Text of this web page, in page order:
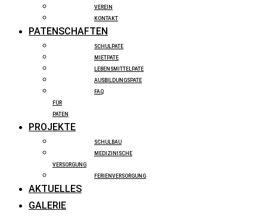
VEREIN
KONTAKT
PATENSCHAFTEN
SCHULPATE
MIETPATE
LEBENSMITTELPATE
AUSBILDUNGSPATE
FAQ
FÜR
PATEN
PROJEKTE
SCHULBAU
MEDIZINISCHE
VERSORGUNG
FERIENVERSORGUNG
AKTUELLES
GALERIE